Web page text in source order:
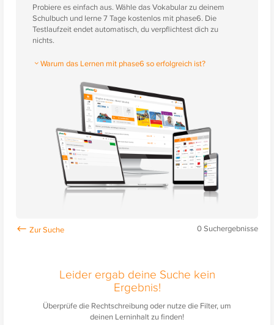
Probiere es einfach aus. Wähle das Vokabular zu deinem
Schulbuch und lerne 7 Tage kostenlos mit phase6. Die
Testlaufzeit endet automatisch, du verpflichtest dich zu
nichts.
Warum das Lernen mit phase6 so erfolgreich ist?
0Suchergebnisse
Leider ergab deine Suche kein
Ergebnis!
Überprüfe die Rechtschreibung oder nutze die Filter, um
deinen Lerninhalt zu finden!